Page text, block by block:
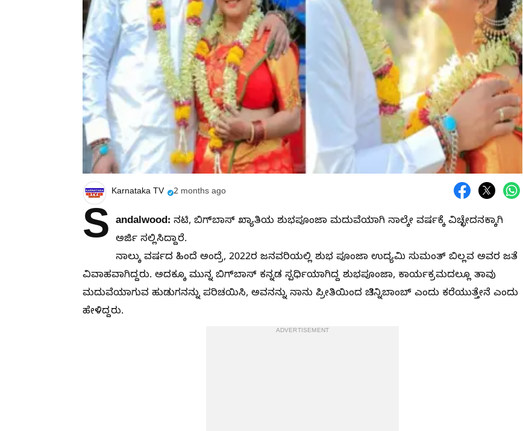
Karnataka TV 2 months ago
S andalwood: ನಟಿ, ಬಿಗ್‌ಬಾಸ್ ಖ್ಯಾತಿಯ ಶುಭಪೂಂಜಾ ಮದುವೆಯಾಗಿ ನಾಲ್ಕೇ ವರ್ಷಕ್ಕೆ ವಿಚ್ಛೇದನಕ್ಕಾಗಿ
ಅರ್ಜಿ ಸಲ್ಲಿಸಿದ್ದಾರೆ.
ನಾಲ್ಕು ವರ್ಷದ ಹಿಂದೆ ಅಂದ್ರೆ, 2022ರ ಜನವರಿಯಲ್ಲಿ ಶುಭ ಪೂಂಜಾ ಉದ್ಯಮಿ ಸುಮಂತ್ ಬಿಲ್ಲವ ಅವರ ಜತೆ
ವಿವಾಹವಾಗಿದ್ದರು. ಅದಕ್ಕೂ ಮುನ್ನ ಬಿಗ್‌ಬಾಸ್ ಕನ್ನಡ ಸ್ಪರ್ಧಿಯಾಗಿದ್ದ ಶುಭಪೂಂಜಾ, ಕಾರ್ಯಕ್ರಮದಲ್ಲೂ ತಾವು
ಮದುವೆಯಾಗುವ ಹುಡುಗನನ್ನು ಪರಿಚಯಿಸಿ, ಅವನನ್ನು ನಾನು ಪ್ರೀತಿಯಿಂದ ಚಿನ್ನಿಬಾಂಬ್ ಎಂದು ಕರೆಯುತ್ತೇನೆ ಎಂದು
ಹೇಳಿದ್ದರು.
ADVERTISEMENT